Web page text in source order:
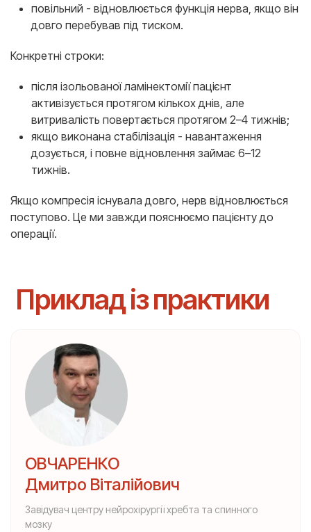
повільний - відновлюється функція нерва, якщо він
довго перебував під тиском.
Конкретні строки:
після ізольованої ламінектомії пацієнт
активізується протягом кількох днів, але
витривалість повертається протягом 2–4 тижнів;
якщо виконана стабілізація - навантаження
дозується, і повне відновлення займає 6–12
тижнів.
Якщо компресія існувала довго, нерв відновлюється
поступово. Це ми завжди пояснюємо пацієнту до
операції.
Приклад із практики
ОВЧАРЕНКО
Дмитро Віталійович
Завідувач центру нейрохірургії хребта та спинного
мозку